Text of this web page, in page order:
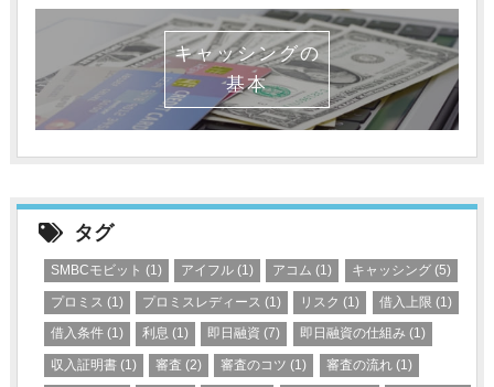
キャッシングの
基本
タグ
SMBCモビット (1) アイフル (1) アコム (1) キャッシング(5)
プロミス (1) プロミスレディース (1) リスク (1) 借入上限 (1)
借入条件 (1) 利息 (1) 即日融資 (7) 即日融資の仕組み (1)
収入証明書 (1) 審査 (2) 審査のコツ (1) 審査の流れ(1)